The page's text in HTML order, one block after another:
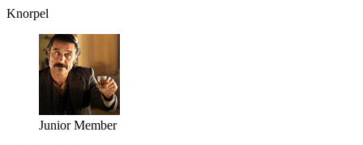
Knorpel
Junior Member